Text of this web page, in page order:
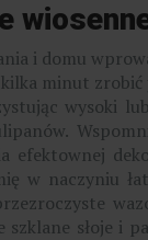
i domu
minut
wysoki
efektownej
w naczyniu
szklane słoje i